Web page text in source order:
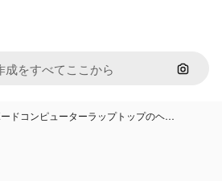
画像で
ドコンピューターラップトップのヘ…